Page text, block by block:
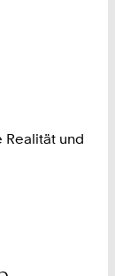
Realität und